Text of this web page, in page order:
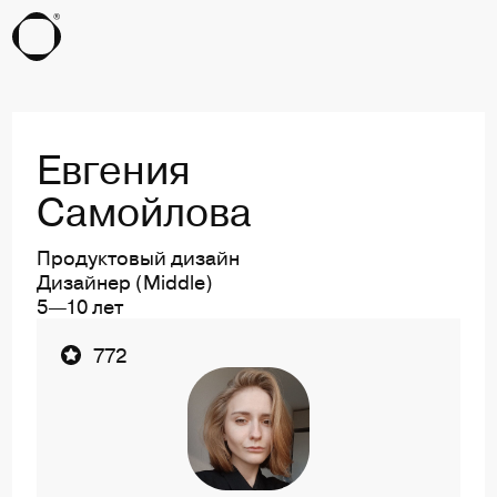
772
Евгения
Самойлова
Продуктовый дизайн
Дизайнер (Middle)
5—10 лет